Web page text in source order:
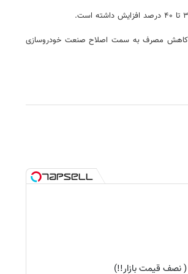
می‌کنیم که میزان مصرف آن ۱۷ میلیون لیتر در روز است و باید به برای کاهش مصرف به سمت اصلاح صنعت خودروسازی
( نصف قیمت بازار!!)